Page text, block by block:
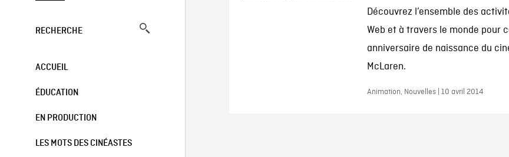
RECHERCHE
ACCUEIL
ÉDUCATION
EN PRODUCTION
LES MOTS DES CINÉASTES
Découvrez l’ensemble des
Web et à travers le monde pour
anniversaire de naissance du
McLaren.
Animation, Nouvelles | 10 avril 2014